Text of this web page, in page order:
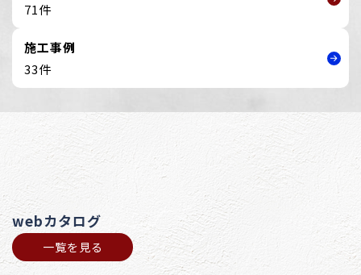
71件
施工事例
33件
webカタログ
一覧を見る